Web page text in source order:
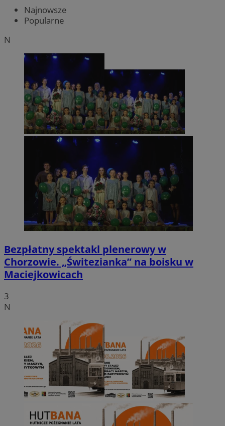
Najnowsze
Popularne
N
Bezpłatny spektakl plenerowy w
Chorzowie. „Świtezianka” na boisku w
Maciejkowicach
3
N